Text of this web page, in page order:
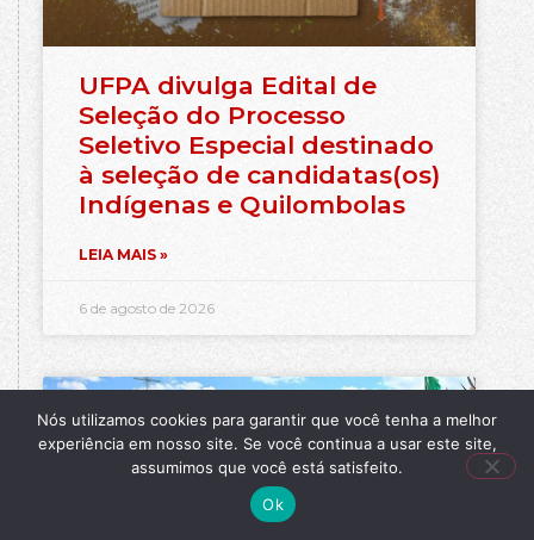
UFPA divulga Edital de
Seleção do Processo
Seletivo Especial destinado
à seleção de candidatas(os)
Indígenas e Quilombolas
LEIA MAIS »
6 de agosto de 2026
NOTÍCIAS
Nós utilizamos cookies para garantir que você tenha a melhor
experiência em nosso site. Se você continua a usar este site,
assumimos que você está satisfeito.
Ok